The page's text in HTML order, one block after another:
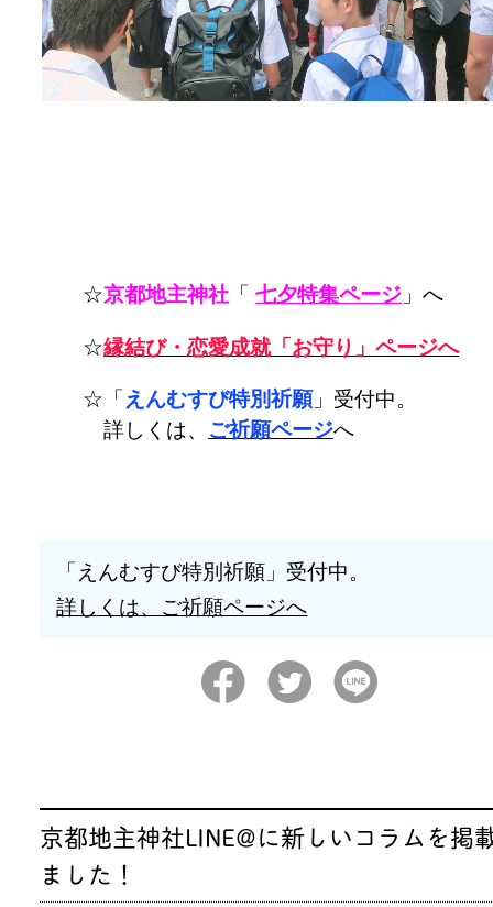
☆京都地主神社 「七夕特集ページ 」へ
☆縁結び・恋愛成就「お守り」ページへ
☆「 えんむすび特別祈願」受付中。
詳しくは、 ご祈願ページへ
「えんむすび特別祈願」受付中。
詳しくは、ご祈願ページへ
京都地主神社LINE@に新しいコラムを掲
ました！